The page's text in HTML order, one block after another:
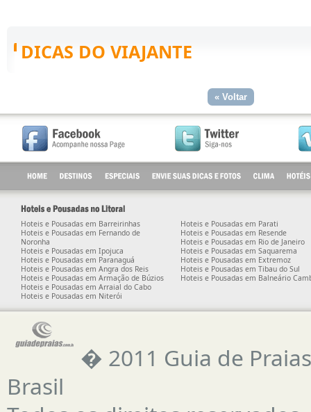
DICAS DO VIAJANTE
. . . . . . . . . . . . . . . . . . . . . . . . . . . . . . . . . . . . . . . . . . . . . . . . . . . . . . . . . . . . . . . . . . . . . . . . . . . . . . . . . . . . . . . . . . . . . . . . . . . . . . . . . . . . . . . . . . . . . . . . . . . . . . . . . . . . . . . . . . . . . .
Hoteis e Pousadas em Barreirinhas
Hoteis e Pousadas em Fernando de
Noronha
Hoteis e Pousadas em Ipojuca
Hoteis e Pousadas em Paranaguá
Hoteis e Pousadas em Angra dos Reis
Hoteis e Pousadas em Armação de Búzios
Hoteis e Pousadas em Arraial do Cabo
Hoteis e Pousadas em Niterói
Hoteis e Pousadas em Parati
Hoteis e Pousadas em Resende
Hoteis e Pousadas em Rio de Janeiro
Hoteis e Pousadas em Saquarema
Hoteis e Pousadas em Extremoz
Hoteis e Pousadas em Tibau do Sul
Hoteis e Pousadas em Balneário
� 2011 Guia de
Brasil